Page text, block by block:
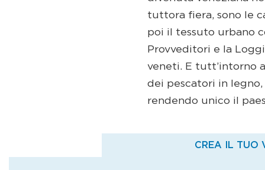
tuttora fiera, sono le
poi il tessuto urbano
Provveditori e la
veneti. E tutt’intorno
dei pescatori in
rendendo unico il